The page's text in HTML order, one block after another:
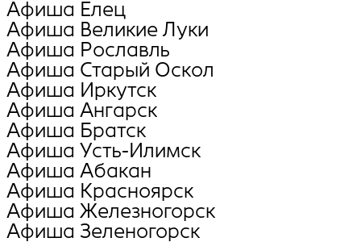
Афиша Елец
Афиша Великие Луки
Афиша Рославль
Афиша Старый Оскол
Афиша Иркутск
Афиша Ангарск
Афиша Братск
Афиша Усть-Илимск
Афиша Абакан
Афиша Красноярск
Афиша Железногорск
Афиша Зеленогорск